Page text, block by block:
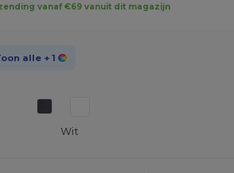
vanaf €69 vanuit dit magazijn
alle + 1
Wit